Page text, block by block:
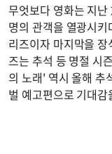
무엇보다 영화는 지
명의 관객을 열광시
리즈이자 마지막을
즈는 추석 등 명절 시
의 노래' 역시 올해 추
벌 예고편으로 기대감